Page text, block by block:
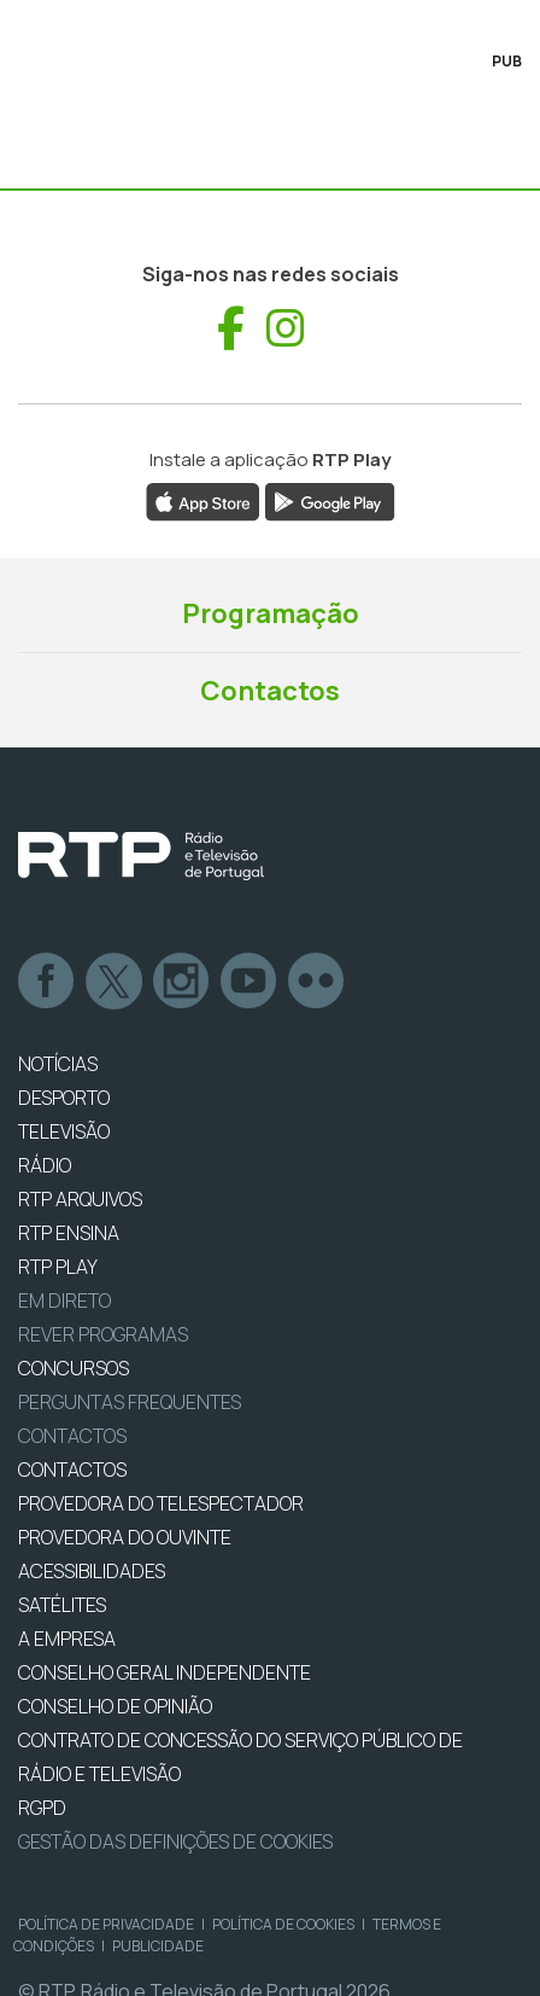
PUB
Siga-nos nas redes sociais
Facebook
Instale a aplicação RTP Play
Programação
Contactos
NOTÍCIAS
DESPORTO
TELEVISÃO
RÁDIO
RTP ARQUIVOS
RTP ENSINA
RTP PLAY
EM DIRETO
REVER PROGRAMAS
CONCURSOS
PERGUNTAS FREQUENTES
CONTACTOS
CONTACTOS
PROVEDORA DO TELESPECTADOR
PROVEDORA DO OUVINTE
ACESSIBILIDADES
SATÉLITES
A EMPRESA
CONSELHO GERAL INDEPENDENTE
CONSELHO DE OPINIÃO
CONTRATO DE CONCESSÃO DO SERVIÇO PÚBLICO DE
RÁDIO E TELEVISÃO
RGPD
GESTÃO DAS DEFINIÇÕES DE COOKIES
POLÍTICA DE PRIVACIDADE | POLÍTICA DE COOKIES | TERMOS E
CONDIÇÕES | PUBLICIDADE